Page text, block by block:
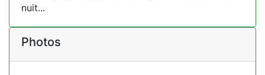
nuit...
Photos